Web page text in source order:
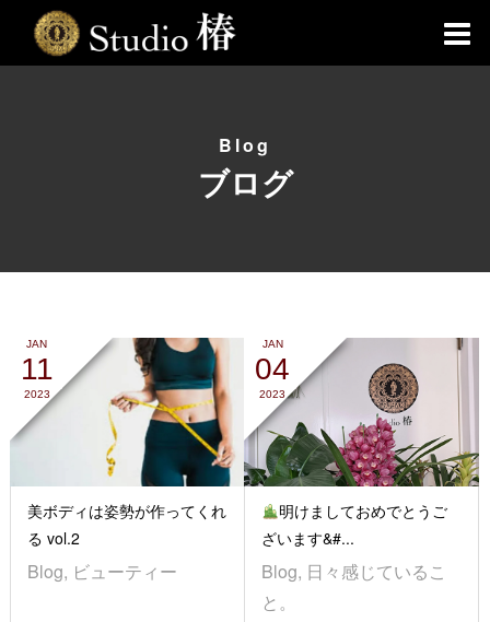
Blog
ブログ
JAN
11
2023
美ボディは姿勢が作ってくれ
る vol.2
Blog, ビューティー
JAN
04
2023
明けましておめでとうご
ざいます&#...
Blog, 日々感じているこ
と。